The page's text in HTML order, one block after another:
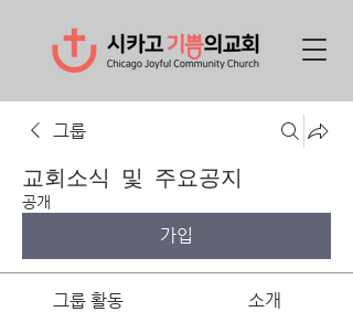
그룹
교회소식 및 주요공지
공개
가입
그룹 활동
소개